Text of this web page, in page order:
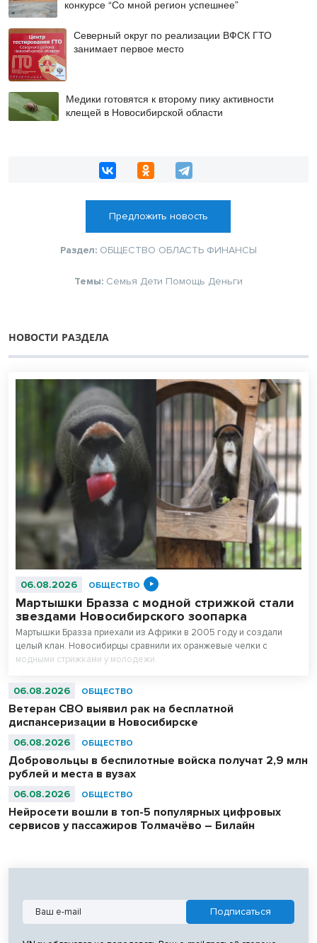
конкурсе “Со мной регион успешнее”
Северный округ по реализации ВФСК ГТО
занимает первое место
Медики готовятся к второму пику активности
клещей в Новосибирской области
Предложить новость
Раздел: ОБЩЕСТВО ОБЛАСТЬ ФИНАНСЫ
Темы: Семья Дети Помощь Деньги
НОВОСТИ РАЗДЕЛА
06.08.2026 ОБЩЕСТВО
Мартышки Бразза с модной стрижкой стали
звездами Новосибирского зоопарка
Мартышки Бразза приехали из Африки в 2005 году и создали
целый клан. Новосибирцы сравнили их оранжевые челки с
модными стрижками у молодежи.
06.08.2026 ОБЩЕСТВО
Ветеран СВО выявил рак на бесплатной
диспансеризации в Новосибирске
06.08.2026 ОБЩЕСТВО
Добровольцы в беспилотные войска получат 2,9 млн
рублей и места в вузах
06.08.2026 ОБЩЕСТВО
Нейросети вошли в топ-5 популярных цифровых
сервисов у пассажиров Толмачёво – Билайн